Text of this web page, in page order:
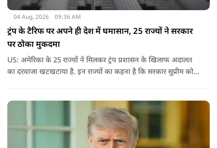
04 Aug, 2026 09:36 AM
ट्रंप के टैरिफ पर अपने ही देश में घमासान, 25 राज्यों ने सरकार
पर ठोका मुकदमा
US: अमेरिका के 25 राज्यों ने मिलकर ट्रंप प्रशासन के खिलाफ अदालत
का दरवाजा खटखटाया है. इन राज्यों का कहना है कि सरकार सुप्रीम कोर्ट